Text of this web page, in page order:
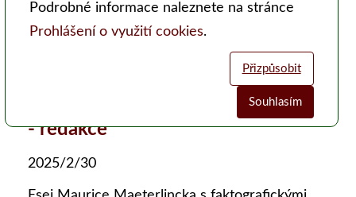
- redakce
2025/2/30
Podrobné informace naleznete na stránce
Prohlášení o využití cookies.
Přizpůsobit
Souhlasím
Funkční cookies (vždy aktivní)
Jsou vyžadovány pro správnou funkčnost webu. Bez těchto cookies
Analytické cookies
Umožňují nám sbírat data o návštěvnosti webových stránek za účelem